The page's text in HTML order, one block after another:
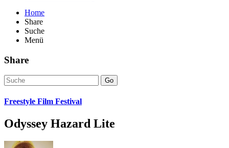
Home
Share
Suche
Menü
Share
Go
Freestyle Film Festival
Odyssey Hazard Lite